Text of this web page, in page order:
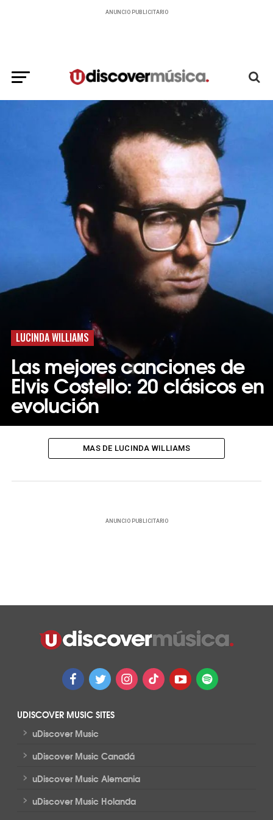
ANUNCIO PUBLICITARIO
LUCINDA WILLIAMS
Las mejores canciones de
Elvis Costello: 20 clásicos en
evolución
MAS DE LUCINDA WILLIAMS
ANUNCIO PUBLICITARIO
UDISCOVER MUSIC SITES
> uDiscover Music
> uDiscover Music Canadá
> uDiscover Music Alemania
> uDiscover Music Holanda